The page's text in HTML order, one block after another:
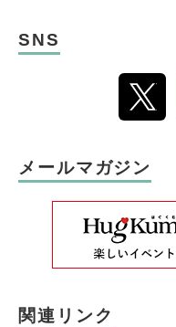
SNS
メールマガジン
関連リンク